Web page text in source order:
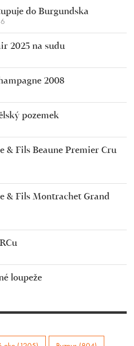
do Burgundska
2025 na sudu
2008
pozemek
& Fils Beaune Premier Cru
& Fils Montrachet Grand
loupeže